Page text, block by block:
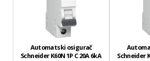
Automatski osigurač
Schneider K60N 1P C 20A 6kA
Schneider